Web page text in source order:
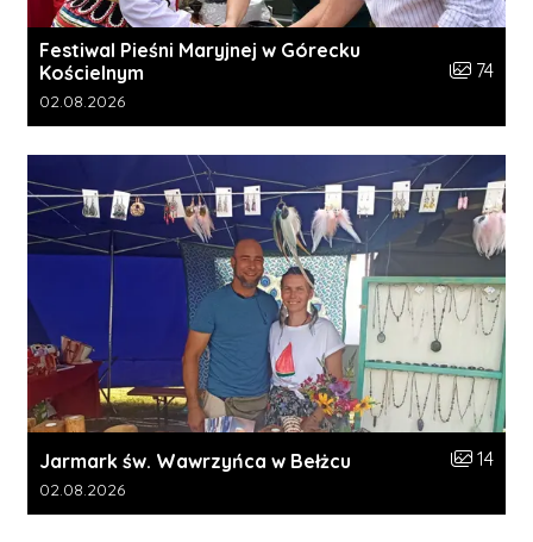
Festiwal Pieśni Maryjnej w Górecku
Kościelnym
Liczba
74
Data dodania galerii:
02.08.2026
Jarmark św. Wawrzyńca w Bełżcu Liczba
14
Data dodania galerii:
02.08.2026